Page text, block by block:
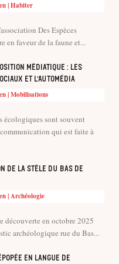
| Habiter
Des Espèces
en faveur de la faune et...
médiatique : les
et l’automédia
| Mobilisations
écologiques sont souvent
qui est faite à
de la stèle du Bas de
| Archéologie
découverte en octobre 2025
archéologique rue du Bas...
en langue de